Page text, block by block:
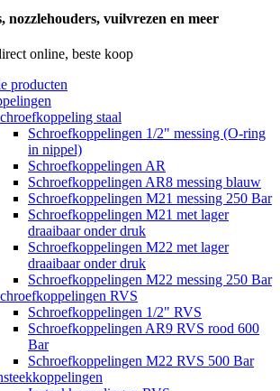
nozzlehouders, vuilvrezen en meer
online, beste koop
producten
staal
Schroefkoppelingen 1/2" messing (O-ring
in nippel)
Schroefkoppelingen AR
Schroefkoppelingen AR8 messing blauw
Schroefkoppelingen M21 messing 250 Bar
Schroefkoppelingen M21 met lager
draaibaar onder druk
Schroefkoppelingen M22 met lager
draaibaar onder druk
Schroefkoppelingen M22 messing 250 Bar
RVS
Schroefkoppelingen 1/2" RVS
Schroefkoppelingen AR9 RVS rood 600
Bar
Schroefkoppelingen M22 RVS 500 Bar